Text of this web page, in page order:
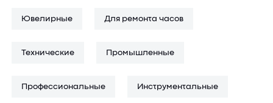
задачи.
Если вы не уверены, какая модель подойдет под ваши
подробную консультацию можно по телефону +7 (495) 785-61-
Ювелирные Для ремонта часов
Технические Промышленные
Профессиональные Инструментальные